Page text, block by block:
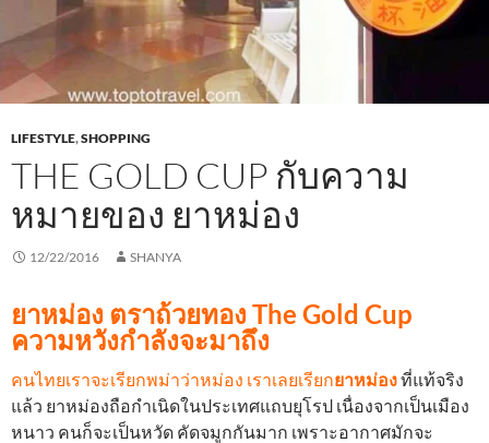
LIFESTYLE,SHOPPING
THE GOLD CUP กับความ
หมายของ ยาหม่อง
12/22/2016 SHANYA
ยาหม่อง ตราถ้วยทอง The Gold Cup
ความหวังกำลังจะมาถึง
คนไทยเราจะเรียกพม่าว่าหม่อง เราเลยเรียกยาหม่องที่แท้จริง
แล้ว ยาหม่องถือกำเนิดในประเทศแถบยุโรป เนื่องจากเป็นเมือง
หนาว คนก็จะเป็นหวัด คัดจมูกกันมาก เพราะอากาศมักจะ